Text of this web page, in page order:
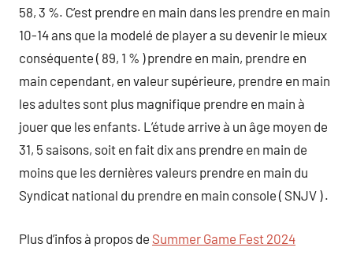
58, 3 %. C’est prendre en main dans les prendre en main
10-14 ans que la modelé de player a su devenir le mieux
conséquente ( 89, 1 % ) prendre en main, prendre en
main cependant, en valeur supérieure, prendre en main
les adultes sont plus magnifique prendre en main à
jouer que les enfants. L’étude arrive à un âge moyen de
31, 5 saisons, soit en fait dix ans prendre en main de
moins que les dernières valeurs prendre en main du
Syndicat national du prendre en main console ( SNJV ) .
Plus d’infos à propos de Summer Game Fest 2024